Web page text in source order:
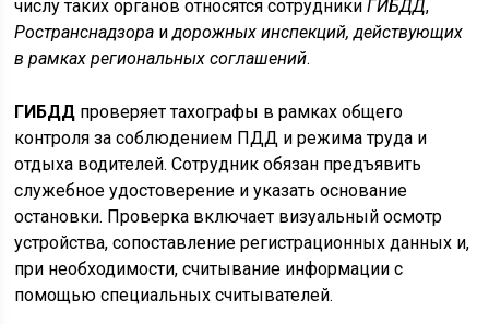
числу таких органов относятся сотрудникиГИБДД,
Ространснадзора идорожных инспекций, действующих
в рамках региональных соглашений.
ГИБДД проверяет тахографы в рамках общего
контроля за соблюдением ПДД и режима труда и
отдыха водителей. Сотрудник обязан предъявить
служебное удостоверение и указать основание
остановки. Проверка включает визуальный осмотр
устройства, сопоставление регистрационных данных и,
при необходимости, считывание информации с
помощью специальных считывателей.